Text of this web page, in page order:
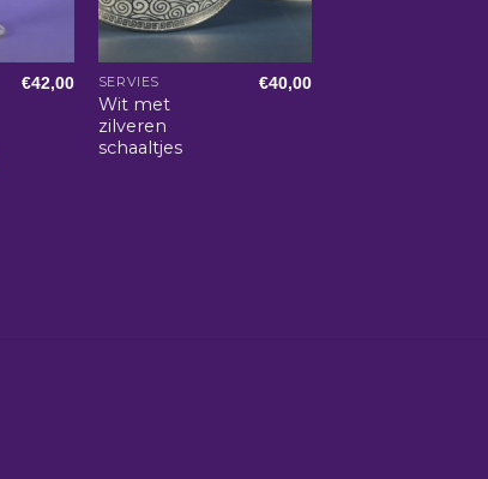
€42,00 SERVIES
Wit met
zilveren
schaaltjes
€40,00